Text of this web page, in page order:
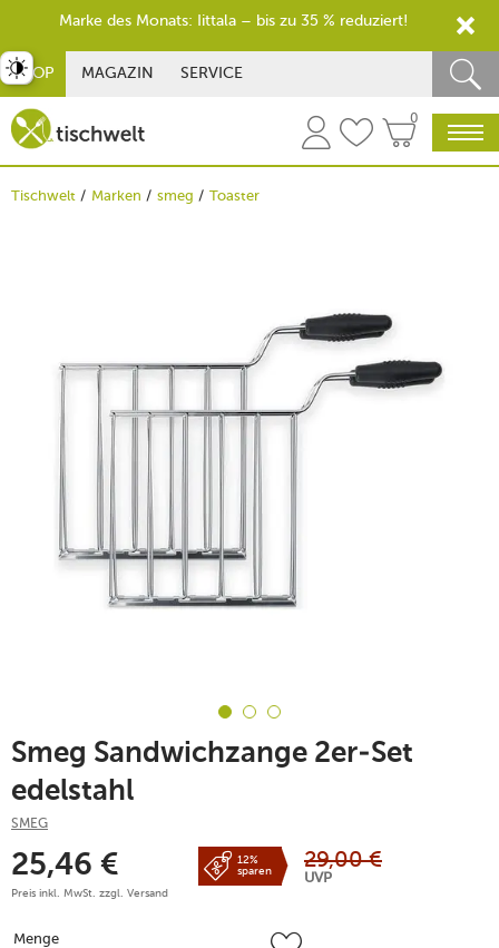
SHOP MAGAZIN SERVICE
0
Tischwelt Marken smeg Toaster
Smeg Sandwichzange 2er-Set
edelstahl
SMEG
25,46 €
Preis inkl. MwSt. zzgl. Versand
12%
sparen
29,00 €
UVP
Menge
Menge
umschalten
Marke des Monats: Iittala – bis zu 35 % reduziert!